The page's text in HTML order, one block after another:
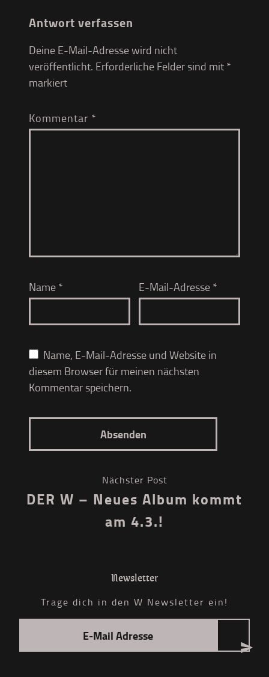
Antwort verfassen
Deine E-Mail-Adresse wird nicht
veröffentlicht. Erforderliche Felder sind mit *
markiert
Kommentar *
Name * E-Mail-Adresse *
Name, E-Mail-Adresse und Website in
diesem Browser für meinen nächsten
Kommentar speichern.
Nächster Post
DER W – Neues Album kommt
am 4.3.!
Newsletter
Trage dich in den W Newsletter ein!